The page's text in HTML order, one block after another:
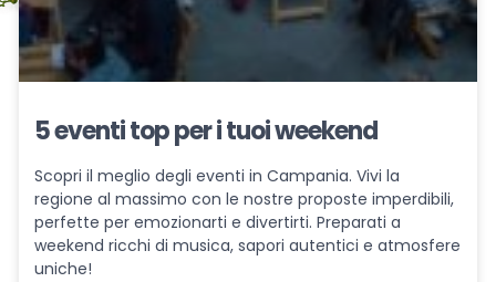
5 eventi top per i tuoi weekend
Scopri il meglio degli eventi in Campania. Vivi la
regione al massimo con le nostre proposte imperdibili,
perfette per emozionarti e divertirti. Preparati a
weekend ricchi di musica, sapori autentici e atmosfere
uniche!